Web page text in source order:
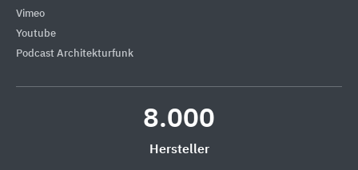
Vimeo
Youtube
Podcast Architekturfunk
8.000
Hersteller